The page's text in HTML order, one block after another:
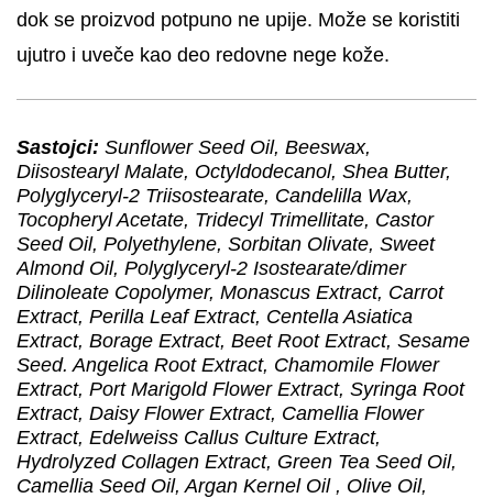
dok se proizvod potpuno ne upije. Može se koristiti
ujutro i uveče kao deo redovne nege kože.
Sastojci: Sunflower Seed Oil, Beeswax,
Diisostearyl Malate, Octyldodecanol, Shea Butter,
Polyglyceryl-2 Triisostearate, Candelilla Wax,
Tocopheryl Acetate, Tridecyl Trimellitate, Castor
Seed Oil, Polyethylene, Sorbitan Olivate, Sweet
Almond Oil, Polyglyceryl-2 Isostearate/dimer
Dilinoleate Copolymer, Monascus Extract, Carrot
Extract, Perilla Leaf Extract, Centella Asiatica
Extract, Borage Extract, Beet Root Extract, Sesame
Seed. Angelica Root Extract, Chamomile Flower
Extract, Port Marigold Flower Extract, Syringa Root
Extract, Daisy Flower Extract, Camellia Flower
Extract, Edelweiss Callus Culture Extract,
Hydrolyzed Collagen Extract, Green Tea Seed Oil,
Camellia Seed Oil, Argan Kernel Oil , Olive Oil,